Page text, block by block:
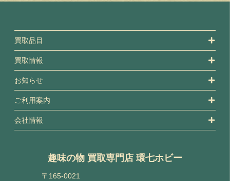
買取品目
買取情報
お知らせ
ご利用案内
会社情報
趣味の物 買取専門店 環七ホビー
〒165-0021